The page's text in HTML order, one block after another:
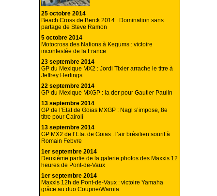
25 octobre 2014
Beach Cross de Berck 2014 : Domination sans
partage de Steve Ramon
5 octobre 2014
Motocross des Nations à Kegums : victoire
incontestée de la France
23 septembre 2014
GP du Mexique MX2 : Jordi Tixier arrache le titre à
Jeffrey Herlings
22 septembre 2014
GP du Mexique MXGP : la der pour Gautier Paulin
13 septembre 2014
GP de l’Etat de Goias MXGP : Nagl s’impose, 8e
titre pour Cairoli
13 septembre 2014
GP MX2 de l’Etat de Goias : l’air brésilien sourit à
Romain Febvre
1er septembre 2014
Deuxième partie de la galerie photos des Maxxis 12
heures de Pont-de-Vaux
1er septembre 2014
Maxxis 12h de Pont-de-Vaux : victoire Yamaha
grâce au duo Couprie/Warnia